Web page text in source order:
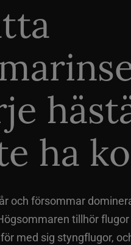
ha
och försommar
tillhör flugor
med sig styngflugor,